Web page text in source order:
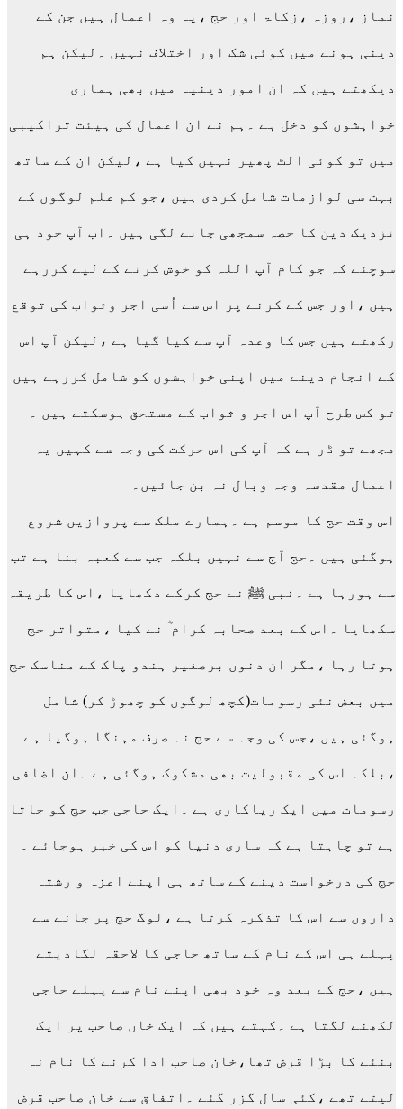
نماز ،روزہ ،زکاۃ اور حج ،یہ وہ اعمال ہیں جن کے
دینی ہونے میں کوئی شک اور اختلاف نہیں ۔لیکن ہم
دیکھتے ہیں کہ ان امور دینیہ میں بھی ہماری
خواہشوں کو دخل ہے ۔ہم نے ان اعمال کی ہیئت تراکیبی
میں تو کوئی الٹ پھیر نہیں کیا ہے ،لیکن ان کے ساتھ
بہت سی لوازمات شامل کردی ہیں ،جو کم علم لوگوں کے
نزدیک دین کا حصہ سمجھی جانے لگی ہیں ۔اب آپ خود ہی
سوچئے کہ جو کام آپ اللہ کو خوش کرنے کے لیے کررہے
ہیں ،اور جس کے کرنے پر اس سے اُسی اجر وثواب کی توقع
رکھتے ہیں جس کا وعدہ آپ سے کیا گیا ہے ،لیکن آپ اس
کے انجام دینے میں اپنی خواہشوں کو شامل کررہے ہیں
تو کس طرح آپ اس اجر و ثواب کے مستحق ہوسکتے ہیں ۔
مجھے تو ڈر ہے کہ آپ کی اس حرکت کی وجہ سے کہیں یہ
اعمال مقدسہ وجہ وبال نہ بن جائیں۔
اس وقت حج کا موسم ہے ۔ہمارے ملک سے پروازیں شروع
ہوگئی ہیں ۔حج آج سے نہیں بلکہ جب سے کعبہ بنا ہے تب
سے ہورہا ہے ۔نبی ﷺ نے حج کرکے دکھایا ،اس کا طریقہ
سکھایا ۔اس کے بعد صحابہ کرام ؓ نے کیا ،متواتر حج
ہوتا رہا ،مگر ان دنوں برصغیر ہندو پاک کے مناسک حج
میں بعض نئی رسومات(کچھ لوگوں کو چھوڑ کر) شامل
ہوگئی ہیں ،جس کی وجہ سے حج نہ صرف مہنگا ہوگیا ہے
،بلکہ اس کی مقبولیت بھی مشکوک ہوگئی ہے ۔ان اضافی
رسومات میں ایک ریاکاری ہے ۔ایک حاجی جب حج کو جاتا
ہے تو چاہتا ہے کہ ساری دنیا کو اس کی خبر ہوجائے ۔
حج کی درخواست دینے کے ساتھ ہی اپنے اعزہ و رشتہ
داروں سے اس کا تذکرہ کرتا ہے ،لوگ حج پر جانے سے
پہلے ہی اس کے نام کے ساتھ حاجی کا لاحقہ لگادیتے
ہیں ،حج کے بعد وہ خود بھی اپنے نام سے پہلے حاجی
لکھنے لگتا ہے ۔کہتے ہیں کہ ایک خاں صاحب پر ایک
بنئے کا بڑا قرض تھا،خان صاحب ادا کرنے کا نام نہ
لیتے تھے ،کئی سال گزر گئے ۔اتفاق سے خان صاحب قرض